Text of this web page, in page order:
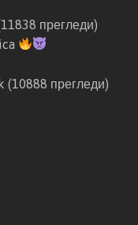
прегледи)
(10888 прегледи)